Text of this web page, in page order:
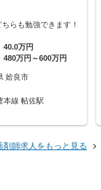
らも勉強できます！
40.0万円
480万円～600万円
姶良市
本線 帖佐駅
師求人をもっと見る